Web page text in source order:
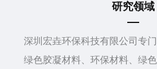
研究领域
深圳宏垚环保科技有限公司专
绿色胶凝材料、环保材料、绿